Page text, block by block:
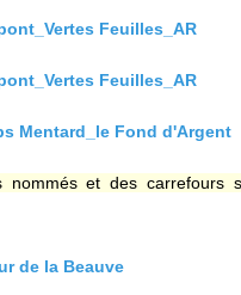
Feuilles_AR
Feuilles_AR
Mentard_le Fond d'Argent
et des carrefours
de la Beauve